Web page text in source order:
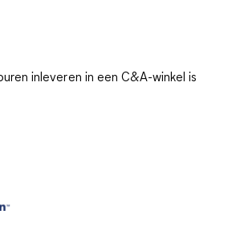
inleveren in een C&A-winkel is